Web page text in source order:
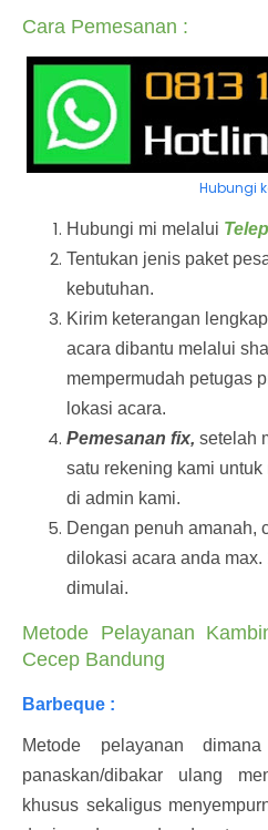
Cara Pemesanan :
Hubungi
Hubungi mi melalui
Tentukan jenis paket
kebutuhan.
Kirim keterangan
acara dibantu melalui
mempermudah petugas
lokasi acara.
Pemesanan fix, setelah
satu rekening kami
di admin kami.
Dengan penuh amanah,
dilokasi acara anda
dimulai.
Metode Pelayanan
Cecep Bandung
Barbeque :
Metode pelayanan
panaskan/dibakar ulang
khusus sekaligus